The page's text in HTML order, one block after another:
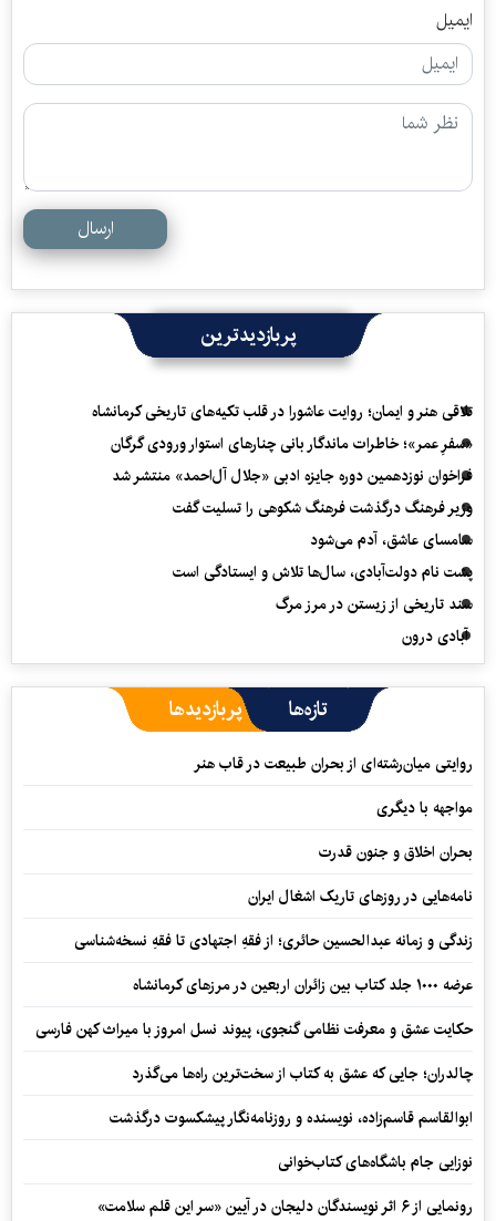
ایمیل
ارسال
پربازدیدترین
تلاقی هنر و ایمان؛ روایت عاشورا در قلب تکیه‌های تاریخی کرمانشاه
«سفرِ عمر»؛ خاطرات ماندگار بانی چنارهای استوار ورودی گرگان
فراخوان نوزدهمین دوره جایزه ادبی «جلال آل‌احمد» منتشر شد
وزیر فرهنگ درگذشت فرهنگ شکوهی را تسلیت گفت
سامسای عاشق، آدم می‌شود
پشت نام دولت‌آبادی، سال‌ها تلاش و ایستادگی است
سند تاریخی از زیستن در مرز مرگ
آبادی درون
تازه‌ها پربازدیدها
روایتی میان‌رشته‌ای از بحران طبیعت در قاب هنر
مواجهه با دیگری
بحران اخلاق و جنون قدرت
نامه‌هایی در روزهای تاریک اشغال ایران
زندگی و زمانه عبدالحسین حائری؛ از فقهِ اجتهادی تا فقهِ نسخه‌شناسی
عرضه ۱۰۰۰ جلد کتاب بین زائران اربعین در مرزهای کرمانشاه
حکایت عشق و معرفت نظامی گنجوی، پیوند نسل امروز با میراث کهن فارسی
چالدران؛ جایی که عشق به کتاب از سخت‌ترین راه‌ها می‌گذرد
ابوالقاسم قاسم‌زاده، نویسنده و روزنامه‌نگار پیشکسوت درگذشت
نوزایی جام باشگاه‌های کتاب‌خوانی
رونمایی از ۶ اثر نویسندگان دلیجان در آیین «سر این قلم سلامت»